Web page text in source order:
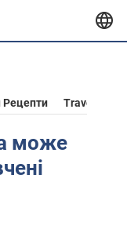
Travel
може